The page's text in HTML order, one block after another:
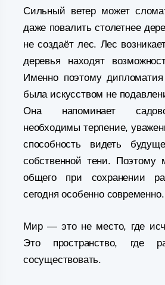
Сильный ветер может
даже повалить столетнее
не создаёт лес. Лес
деревья находят
Именно поэтому
была искусством не
Она напоминает
необходимы терпение,
способность видеть
собственной тени. Поэтому
общего при сохранении
сегодня особенно современно.
Мир — это не место, где
Это пространство, где
сосуществовать.